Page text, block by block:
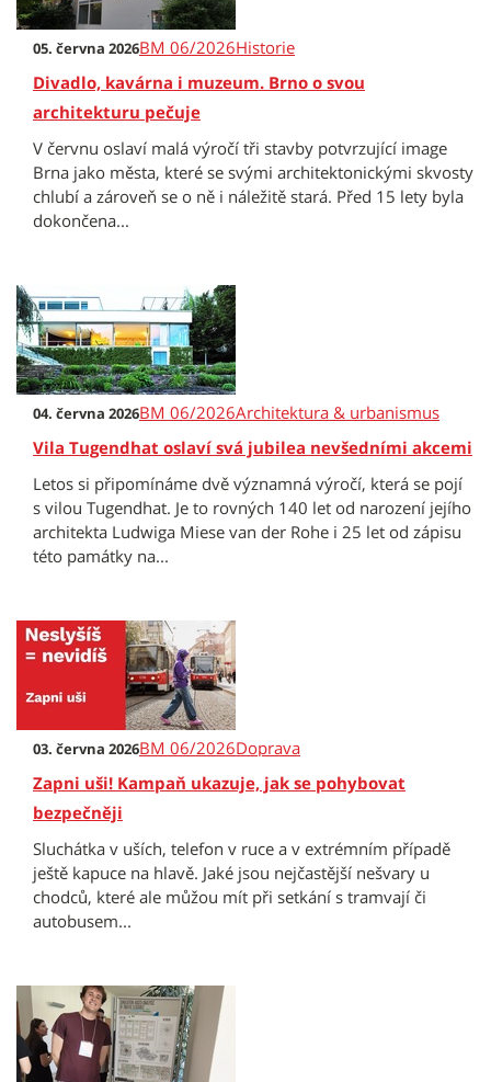
05. června 2026BM 06/2026Historie
Divadlo, kavárna i muzeum. Brno o svou
architekturu pečuje
V červnu oslaví malá výročí tři stavby potvrzující image
Brna jako města, které se svými architektonickými skvosty
chlubí a zároveň se o ně i náležitě stará. Před 15 lety byla
dokončena...
04. června 2026BM 06/2026Architektura & urbanismus
Vila Tugendhat oslaví svá jubilea nevšedními akcemi
Letos si připomínáme dvě významná výročí, která se pojí
s vilou Tugendhat. Je to rovných 140 let od narození jejího
architekta Ludwiga Miese van der Rohe i 25 let od zápisu
této památky na...
03. června 2026BM 06/2026Doprava
Zapni uši! Kampaň ukazuje, jak se pohybovat
bezpečněji
Sluchátka v uších, telefon v ruce a v extrémním případě
ještě kapuce na hlavě. Jaké jsou nejčastější nešvary u
chodců, které ale můžou mít při setkání s tramvají či
autobusem...